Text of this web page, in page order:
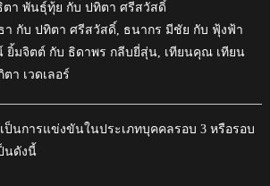
า พันธุ์ทุ้ย กับ ปทิตา ศรีสวัสดิ์
กับ ปทิตา ศรีสวัสดิ์, ธนากร มีชัย กับ ฟุ้งฟ้า
ยิ้มจิตต์ กับ ธิดาพร กลีบยี่สุ่น, เทียนคุณ เทียน
า เวดเลอร์
ป็นการแข่งขันในประเภทบุคคลรอบ 3 หรือรอบ
นดังนี้